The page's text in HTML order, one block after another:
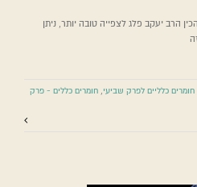
הרב יעקב פלג לצפייה טובה יותר, ניתן
חומרים כלליים לפרק שביעי, חומרים כללים - פרק